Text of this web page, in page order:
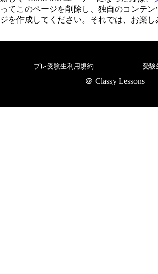
ってこのページを削除し、独自のコンテ
ジを作成してください。それでは、お楽し
プレ受験生利用規約 受験
＠ Classy Lessons